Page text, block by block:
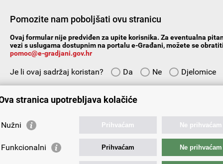
Pomozite nam poboljšati ovu stranicu
Ovaj formular nije predviđen za upite korisnika. Za eventualna
vezi s uslugama dostupnim na portalu e-Građani, možete se
pomoc@e-gradjani.gov.hr
Je li ovaj sadržaj koristan? Da Ne
Djelomice
stranica upotrebljava kolačiće
Nužni Prihvaćam Ne prihvaćam
Funkcionalni Prihvaćam Ne prihvaćam